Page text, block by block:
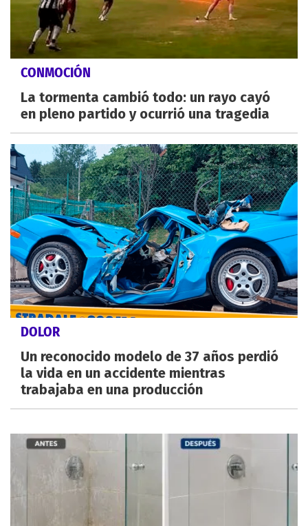
CONMOCIÓN
La tormenta cambió todo: un rayo cayó
en pleno partido y ocurrió una tragedia
DOLOR
Un reconocido modelo de 37 años perdió
la vida en un accidente mientras
trabajaba en una producción